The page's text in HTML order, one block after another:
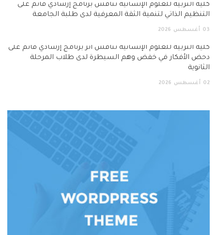
كلية التربية للعلوم الإنسانية تناقش برنامج إرشادي قائم على
التنظيم الذاتي لتنمية الثقة المعرفية لدى طلبة الجامعة
03 أغسطس 2026
كلية التربية للعلوم الإنسانية تناقش أثر برنامج إرشادي قائم على
دحض الأفكار في خفض وهم السيطرة لدى طلاب المرحلة
الثانوية
02 أغسطس 2026